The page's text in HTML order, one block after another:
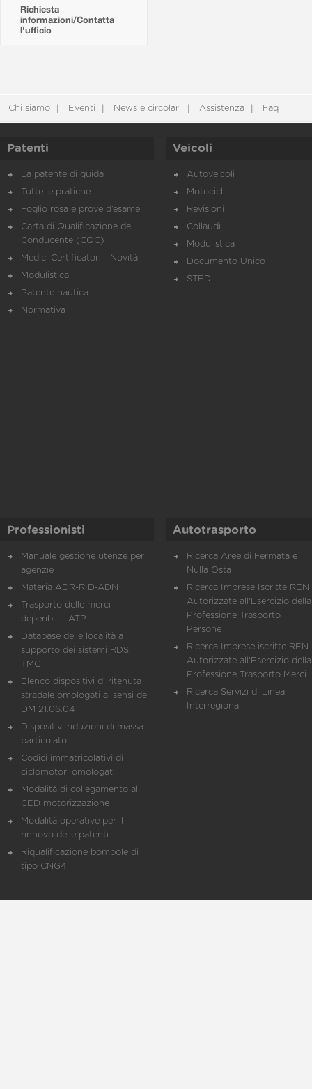
Richiesta
informazioni/Contatta
l'ufficio
Chi siamo Eventi News e circolari Assistenza Faq
Patenti
La patente di guida
Tutte le pratiche
Foglio rosa e prove d’esame
Carta di Qualificazione del
Conducente (CQC)
Medici Certificatori - Novità
Modulistica
Patente nautica
Normativa
Veicoli
Autoveicoli
Motocicli
Revisioni
Collaudi
Modulistica
Documento Unico
STED
Professionisti
Manuale gestione utenze per
agenzie
Materia ADR-RID-ADN
Trasporto delle merci
deperibili - ATP
Database delle località a
supporto dei sistemi RDS
TMC
Elenco dispositivi di ritenuta
stradale omologati ai sensi del
DM 21.06.04
Dispositivi riduzioni di massa
particolato
Codici immatricolativi di
ciclomotori omologati
Modalità di collegamento al
CED motorizzazione
Modalità operative per il
rinnovo delle patenti
Riqualificazione bombole di
tipo CNG4
Autotrasporto
Ricerca Aree di Fermata e
Nulla Osta
Ricerca Imprese Iscritte REN
Autorizzate all'Esercizio della
Professione Trasporto
Persone
Ricerca Imprese iscritte REN
Autorizzate all'Esercizio della
Professione Trasporto Merci
Ricerca Servizi di Linea
Interregionali